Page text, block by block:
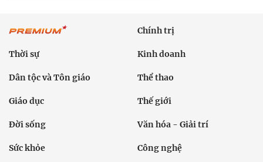
Chính trị
Thời sự Kinh doanh
Dân tộc và Tôn giáo Thể thao
Giáo dục Thế giới
Đời sống Văn hóa - Giải trí
Sức khỏe Công nghệ